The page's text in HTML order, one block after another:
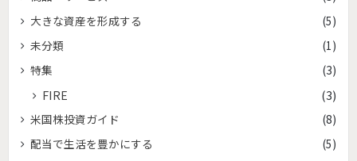
大きな資産を形成する
(5)
未分類
(1)
特集
(3)
FIRE (3)
米国株投資ガイド
(8)
配当で生活を豊かにする
(5)